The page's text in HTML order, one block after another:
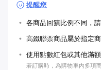
提醒您
各商品回饋比例不同，
高鐵聯票商品屬於指定
使用點數紅包或其他滿
若訂購時，為購物車內多項